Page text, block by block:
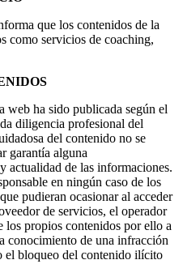
que los contenidos de la
como servicios de coaching,
web ha sido publicada según el
diligencia profesional del
del contenido no se
garantía alguna
actualidad de las informaciones.
en ningún caso de los
pudieran ocasionar al acceder
de servicios, el operador
los propios contenidos por ello a
conocimiento de una infracción
el bloqueo del contenido ilícito